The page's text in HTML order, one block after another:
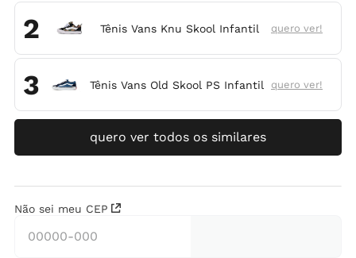
2 Tênis Vans Knu Skool Infantil quero ver!
3 Tênis Vans Old Skool PS Infantil quero ver!
quero ver todos os similares
Não sei meu CEP